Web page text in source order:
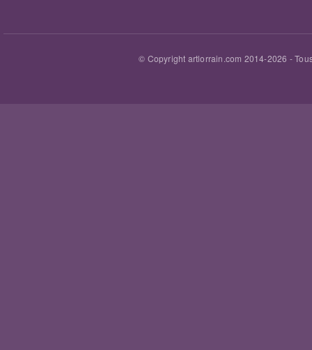
© Copyright artlorrain.com 2014-2026 -